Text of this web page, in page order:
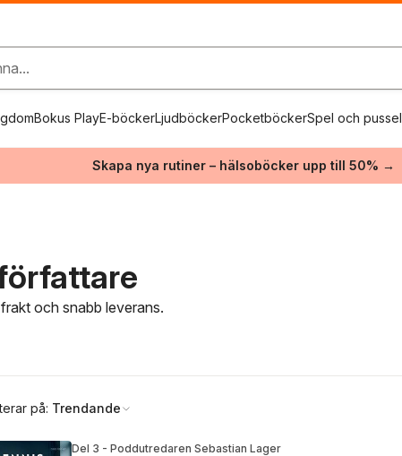
Bokus PlayE-böckerLjudböckerPocketböckerSpel och pussel
Skapa nya rutiner – hälsoböcker upp till 50% →
och snabb leverans.
på: Trendande
Del 3 - Poddutredaren Sebastian Lager